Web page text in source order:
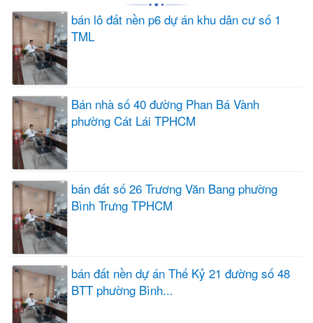
bán lô đất nền p6 dự án khu dân cư số 1
TML
Bán nhà số 40 đường Phan Bá Vành
phường Cát Lái TPHCM
bán đất số 26 Trương Văn Bang phường
Bình Trưng TPHCM
bán đất nền dự án Thế Kỷ 21 đường số 48
BTT phường Bình...